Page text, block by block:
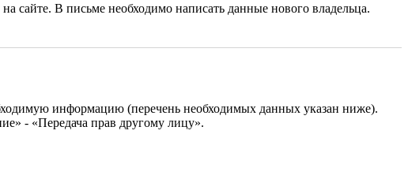
сайте. В письме необходимо написать данные нового владельца.
информацию (перечень необходимых данных указан ниже).
- «Передача прав другому лицу».